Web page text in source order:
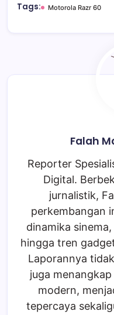
Tags: Motorola Razr 60
Falah
Reporter
Digital.
jurnalistik,
perkembangan
dinamika
hingga tren
Laporannya
juga
modern,
tepercaya